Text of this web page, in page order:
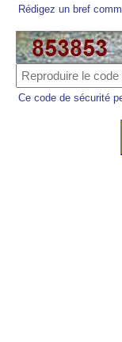
Rédigez un bref
Ce code de sécurité